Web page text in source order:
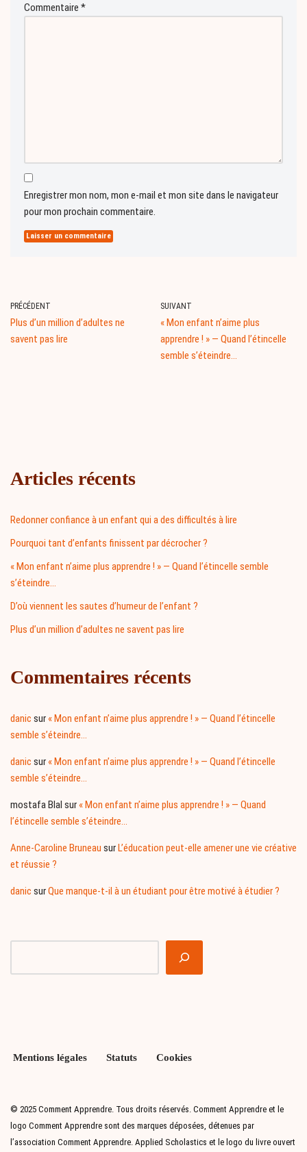
Commentaire *
Enregistrer mon nom, mon e-mail et mon site dans le navigateur
pour mon prochain commentaire.
PRÉCÉDENT
Plus d’un million d’adultes ne
savent pas lire
SUIVANT
« Mon enfant n’aime plus
apprendre ! » — Quand l’étincelle
semble s’éteindre…
Articles récents
Redonner confiance à un enfant qui a des difficultés à lire
Pourquoi tant d’enfants finissent par décrocher ?
« Mon enfant n’aime plus apprendre ! » — Quand l’étincelle semble
s’éteindre…
D’où viennent les sautes d’humeur de l’enfant ?
Plus d’un million d’adultes ne savent pas lire
Commentaires récents
danic sur « Mon enfant n’aime plus apprendre ! » — Quand l’étincelle
semble s’éteindre…
danic sur « Mon enfant n’aime plus apprendre ! » — Quand l’étincelle
semble s’éteindre…
mostafa Blal sur « Mon enfant n’aime plus apprendre ! » — Quand
l’étincelle semble s’éteindre…
Anne-Caroline Bruneau surL’éducation peut-elle amener une vie créative
et réussie ?
danic surQue manque-t-il à un étudiant pour être motivé à étudier ?
Mentions légales Statuts Cookies
© 2025 Comment Apprendre. Tous droits réservés. Comment Apprendre et le
logo Comment Apprendre sont des marques déposées, détenues par
l’association Comment Apprendre. Applied Scholastics et le logo du livre ouvert